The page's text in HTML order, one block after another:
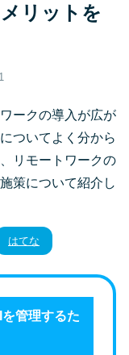
リットを
ークの導入が広が
ついてよく分から
リモートワークの
策について紹介し
はてな
管理するた